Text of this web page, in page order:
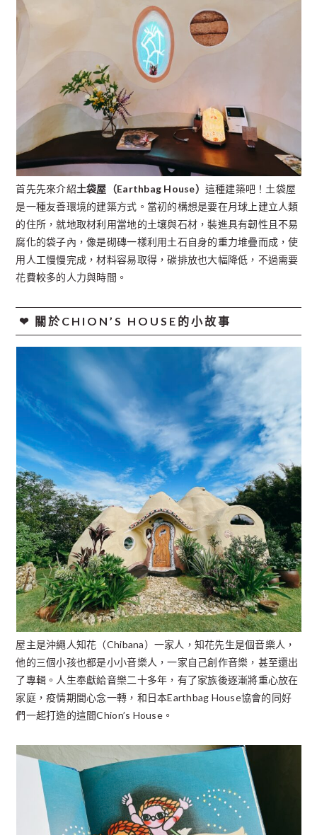
首先先來介紹土袋屋（Earthbag House） 這種建築吧！土袋屋
是一種友善環境的建築方式。當初的構想是要在月球上建立人類
的住所，就地取材利用當地的土壤與石材，裝進具有韌性且不易
腐化的袋子內，像是砌磚一樣利用土石自身的重力堆疊而成，使
用人工慢慢完成，材料容易取得，碳排放也大幅降低，不過需要
花費較多的人力與時間。
❤︎ 關於CHION’S HOUSE的小故事
屋主是沖繩人知花（Chibana）一家人，知花先生是個音樂人，
他的三個小孩也都是小小音樂人，一家自己創作音樂，甚至還出
了專輯。人生奉獻給音樂二十多年，有了家族後逐漸將重心放在
家庭，疫情期間心念一轉，和日本Earthbag House協會的同好
們一起打造的這間Chion’s House。